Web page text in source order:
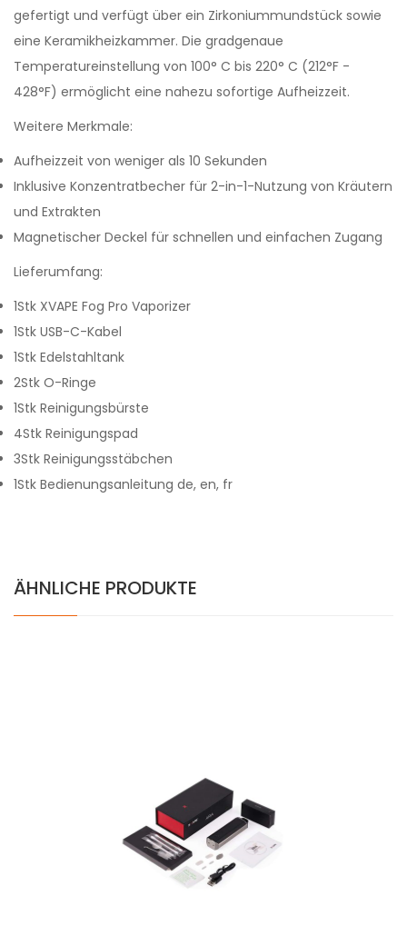
gefertigt und verfügt über ein Zirkoniummundstück sowie
eine Keramikheizkammer. Die gradgenaue
Temperatureinstellung von 100° C bis 220° C (212°F -
428°F) ermöglicht eine nahezu sofortige Aufheizzeit.
Weitere Merkmale:
Aufheizzeit von weniger als 10 Sekunden
Inklusive Konzentratbecher für 2-in-1-Nutzung von Kräutern
und Extrakten
Magnetischer Deckel für schnellen und einfachen Zugang
Lieferumfang:
1Stk XVAPE Fog Pro Vaporizer
1Stk USB-C-Kabel
1Stk Edelstahltank
2Stk O-Ringe
1Stk Reinigungsbürste
4Stk Reinigungspad
3Stk Reinigungsstäbchen
1Stk Bedienungsanleitung de, en, fr
ÄHNLICHE PRODUKTE